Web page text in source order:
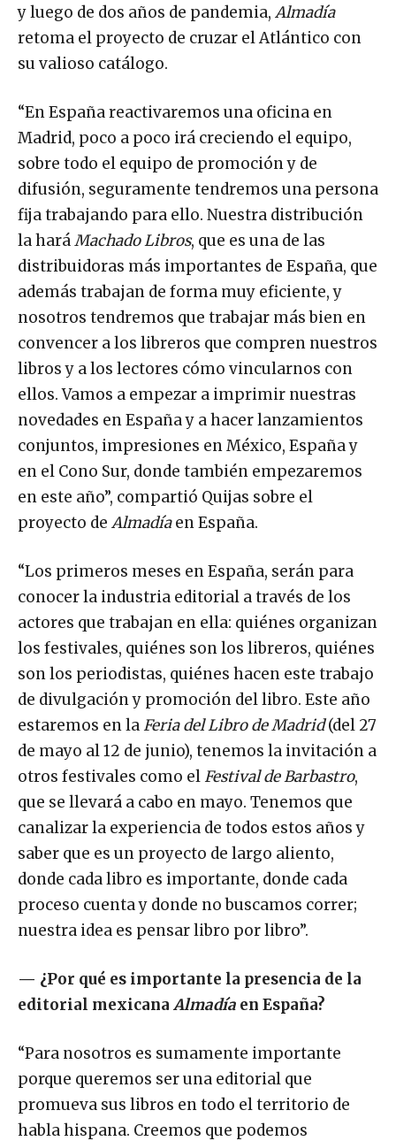
y luego de dos años de pandemia, Almadía
retoma el proyecto de cruzar el Atlántico con
su valioso catálogo.
“En España reactivaremos una oficina en
Madrid, poco a poco irá creciendo el equipo,
sobre todo el equipo de promoción y de
difusión, seguramente tendremos una persona
fija trabajando para ello. Nuestra distribución
la haráMachado Libros, que es una de las
distribuidoras más importantes de España, que
además trabajan de forma muy eficiente, y
nosotros tendremos que trabajar más bien en
convencer a los libreros que compren nuestros
libros y a los lectores cómo vincularnos con
ellos. Vamos a empezar a imprimir nuestras
novedades en España y a hacer lanzamientos
conjuntos, impresiones en México, España y
en el Cono Sur, donde también empezaremos
en este año”, compartió Quijas sobre el
proyecto de Almadíaen España.
“Los primeros meses en España, serán para
conocer la industria editorial a través de los
actores que trabajan en ella: quiénes organizan
los festivales, quiénes son los libreros, quiénes
son los periodistas, quiénes hacen este trabajo
de divulgación y promoción del libro. Este año
estaremos en laFeria del Libro de Madrid(del 27
de mayo al 12 de junio), tenemos la invitación a
otros festivales como elFestival de Barbastro,
que se llevará a cabo en mayo. Tenemos que
canalizar la experiencia de todos estos años y
saber que es un proyecto de largo aliento,
donde cada libro es importante, donde cada
proceso cuenta y donde no buscamos correr;
nuestra idea es pensar libro por libro”.
— ¿Por qué es importante la presencia de la
editorial mexicana Almadía en España?
“Para nosotros es sumamente importante
porque queremos ser una editorial que
promueva sus libros en todo el territorio de
habla hispana. Creemos que podemos